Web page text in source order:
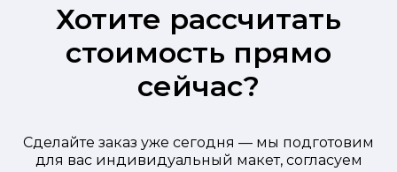
Хотите рассчитать
стоимость прямо
сейчас?
Сделайте заказ уже сегодня — мы подготовим
для вас индивидуальный макет, согласуем